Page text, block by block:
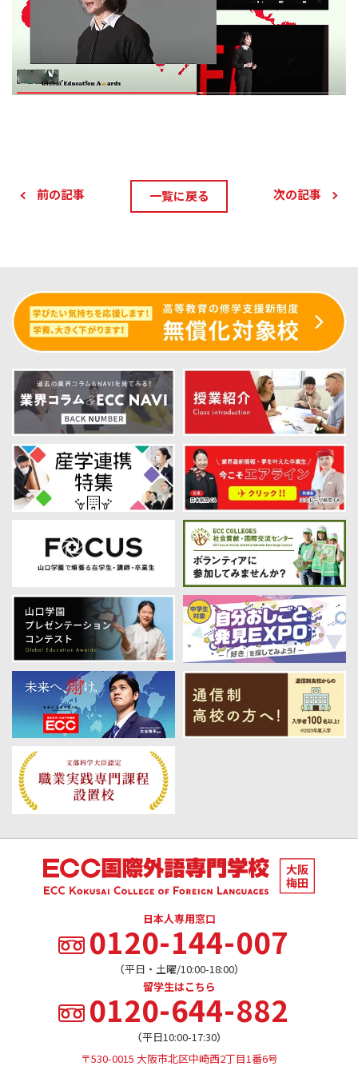
前の記事 一覧に戻る 次の記事
日本人専用窓口
0120-144-007
（平日・土曜/10:00-18:00）
留学生はこちら
0120-644-882
（平日10:00-17:30）
〒530-0015 大阪市北区中崎西2丁目1番6号